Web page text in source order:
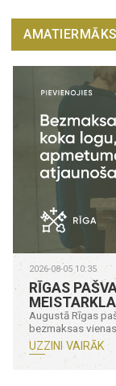
2026-08-05 10:35
RĪGAS
Augustā Rīgas
bezmaksas
UZZINI VAIRĀK